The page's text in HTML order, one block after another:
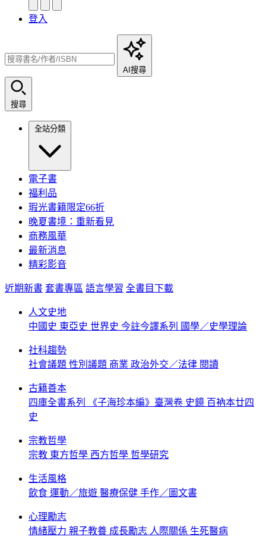
登入
AI搜尋
搜尋
全站分類
電子書
福利品
瑕光書籍限定66折
晚夏書境：重新看見
商務風華
最新消息
精彩影音
近期新書 套書專區 語言學習 全書目下載
人文史地
中國史 東亞史 世界史 今註今譯系列 國學／史學理論
社科趨勢
社會議題 性別議題 商業 政治外交／法律 閱讀
古籍善本
四庫全書系列
《子海珍本編》臺灣卷 史鏡 百衲本廿四
史
宗教哲學
宗教 東方哲學 西方哲學 哲學研究
生活風格
飲食 運動／旅遊 醫療保健 手作／圖文書
心理勵志
情緒壓力 親子教養 成長勵志 人際關係 生死醫病